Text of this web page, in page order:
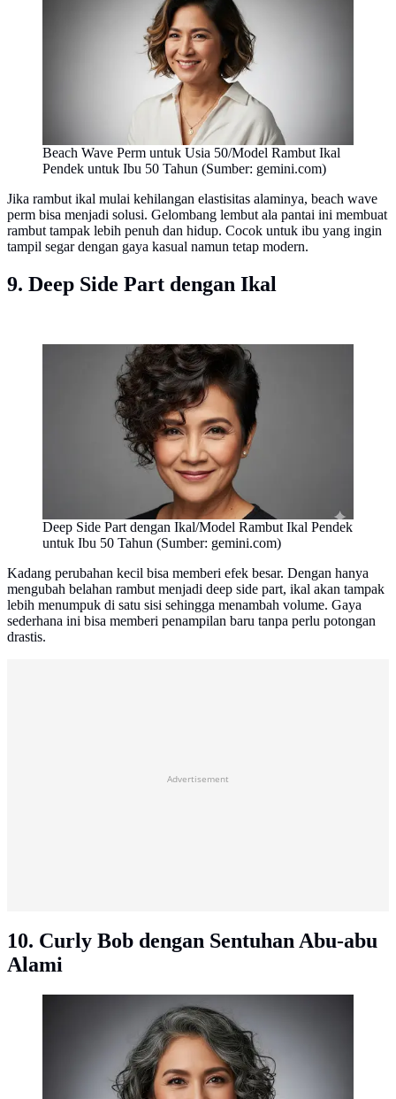
Beach Wave Perm untuk Usia 50/Model Rambut Ikal
Pendek untuk Ibu 50 Tahun (Sumber: gemini.com)
Jika rambut ikal mulai kehilangan elastisitas alaminya, beach wave
perm bisa menjadi solusi. Gelombang lembut ala pantai ini membuat
rambut tampak lebih penuh dan hidup. Cocok untuk ibu yang ingin
tampil segar dengan gaya kasual namun tetap modern.
9. Deep Side Part dengan Ikal
Deep Side Part dengan Ikal/Model Rambut Ikal Pendek
untuk Ibu 50 Tahun (Sumber: gemini.com)
Kadang perubahan kecil bisa memberi efek besar. Dengan hanya
mengubah belahan rambut menjadi deep side part, ikal akan tampak
lebih menumpuk di satu sisi sehingga menambah volume. Gaya
sederhana ini bisa memberi penampilan baru tanpa perlu potongan
drastis.
Advertisement
10. Curly Bob dengan Sentuhan Abu-abu
Alami